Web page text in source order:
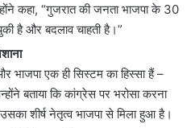
कहा, “गुजरात की जनता भाजपा के 30
है और बदलाव चाहती है।”
भाजपा एक ही सिस्टम का हिस्सा हैं –
बताया कि कांग्रेस पर भरोसा करना
शीर्ष नेतृत्व भाजपा से मिला हुआ है।